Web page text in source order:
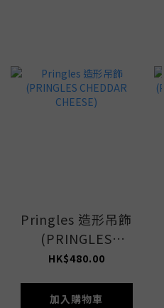
Pringles 造形吊飾
(PRINGLES
CHEDDAR
HK$480.00
加入購物車